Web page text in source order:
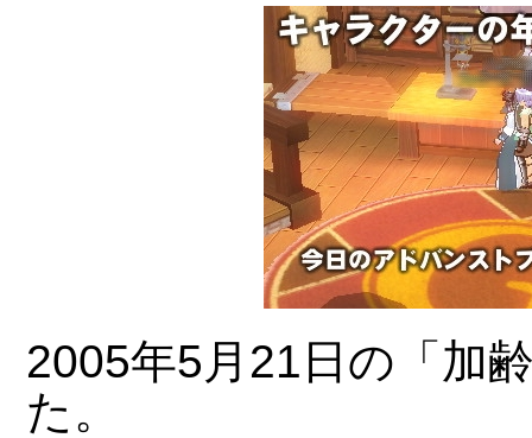
2005年5月21日の「加
た。